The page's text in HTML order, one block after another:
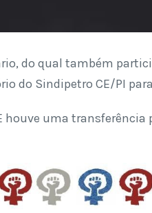
do qual também
do Sindipetro CE/PI
houve uma transferência